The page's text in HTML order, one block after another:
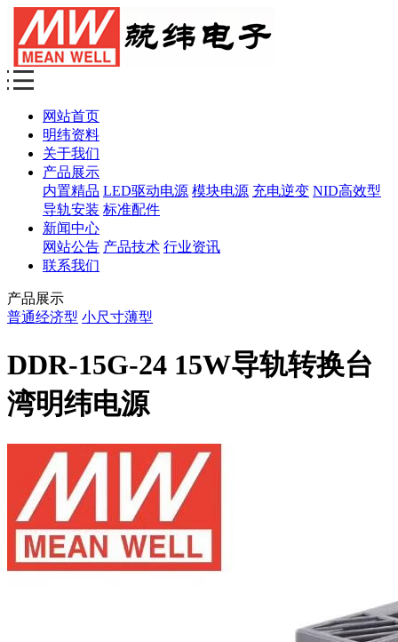
网站首页
明纬资料
关于我们
产品展示
内置精品 LED驱动电源 模块电源 充电逆变 NID高效型
导轨安装 标准配件
新闻中心
网站公告 产品技术 行业资讯
联系我们
产品展示
普通经济型 小尺寸薄型
DDR-15G-24 15W导轨转换台
湾明纬电源